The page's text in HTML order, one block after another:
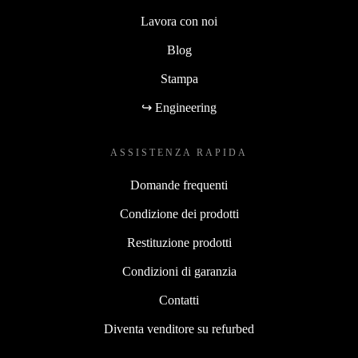
Lavora con noi
Blog
Stampa
↪ Engineering
ASSISTENZA RAPIDA
Domande frequenti
Condizione dei prodotti
Restituzione prodotti
Condizioni di garanzia
Contatti
Diventa venditore su refurbed